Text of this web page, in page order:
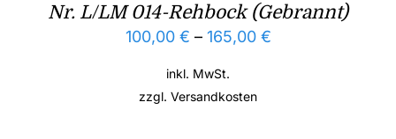
Nr. L/LM 014-Rehbock (Gebrannt)
100,00 € – 165,00 €
inkl. MwSt.
zzgl. Versandkosten